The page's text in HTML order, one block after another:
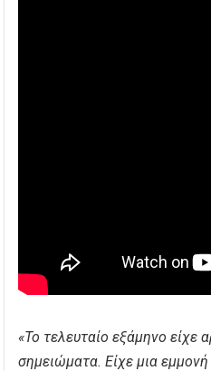
«Το τελευταίο εξάμηνο είχε
σημειώματα. Είχε μια